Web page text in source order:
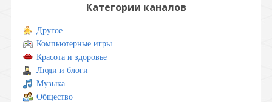
Категории каналов
Другое
Компьютерные игры
Красота и здоровье
Люди и блоги
Музыка
Общество